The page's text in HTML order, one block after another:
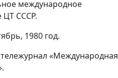
международное
ЦТ СССР.
1980 год.
«Международная